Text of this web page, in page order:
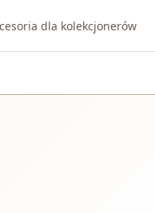
dla kolekcjonerów